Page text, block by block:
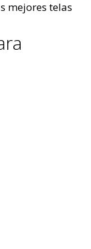
mejores telas